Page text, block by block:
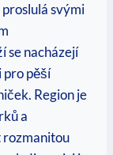
svými
se nacházejí
pro pěší
Region je
a
rozmanitou